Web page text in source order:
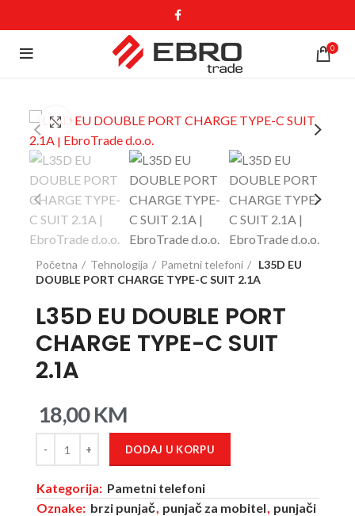
0
Click to enlarge
Početna Tehnologija Pametni telefoni
L35D EU
DOUBLE PORT CHARGE TYPE-C SUIT 2.1A
L35D EU DOUBLE PORT
CHARGE TYPE-C SUIT
2.1A
18,00KM
DODAJ U KORPU
Kategorija: Pametni telefoni
Oznake: brzi punjač, punjač za mobitel, punjači